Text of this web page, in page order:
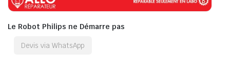
Le Robot Philips ne Démarre pas
Devis via WhatsApp